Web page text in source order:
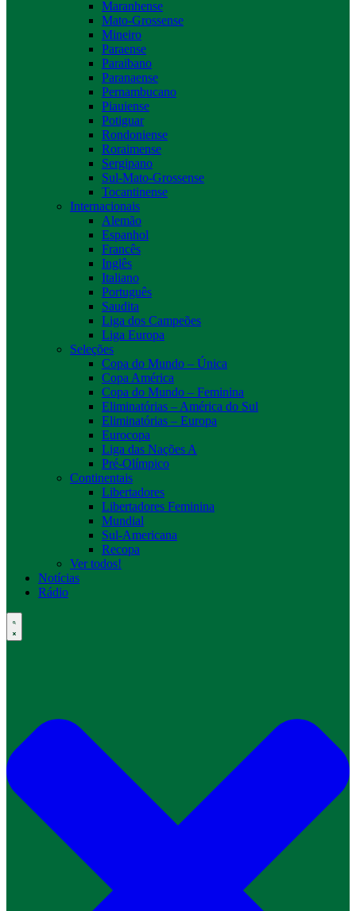
Maranhense
Mato-Grossense
Mineiro
Paraense
Paraibano
Paranaense
Pernambucano
Piauiense
Potiguar
Rondoniense
Roraimense
Sergipano
Sul-Mato-Grossense
Tocantinense
Internacionais
Alemão
Espanhol
Francês
Inglês
Italiano
Português
Saudita
Liga dos Campeões
Liga Europa
Seleções
Copa do Mundo – Única
Copa América
Copa do Mundo – Feminina
Eliminatórias – América do Sul
Eliminatórias – Europa
Eurocopa
Liga das Nações A
Pré-Olímpico
Continentais
Libertadores
Libertadores Feminina
Mundial
Sul-Americana
Recopa
Ver todos!
Notícias
Rádio